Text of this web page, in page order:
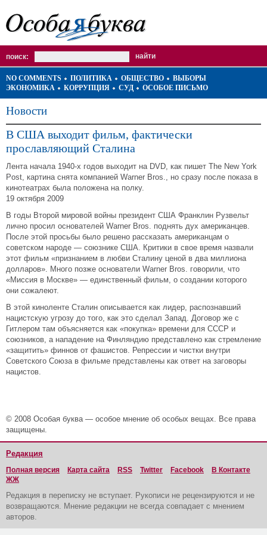
поиск:
NO COMMENTS ПОЛИТИКА ОБЩЕСТВО
ВЫБОРЫ
ЭКОНОМИКА
КОРРУПЦИЯ СУД ОСОБОЕ ПИСЬМО
Новости
В США выходит фильм, фактически
прославляющий Сталина
Лента начала 1940-х годов выходит на DVD, как пишет The New York
Post, картина снята компанией Warner Bros., но сразу после показа в
кинотеатрах была положена на полку.
19 октября 2009
В годы Второй мировой войны президент США Франклин Рузвельт
лично просил основателей Warner Bros. поднять дух американцев.
После этой просьбы было решено рассказать американцам о
советском народе — союзнике США. Критики в свое время назвали
этот фильм «признанием в любви Сталину ценой в два миллиона
долларов». Много позже основатели Warner Bros. говорили, что
«Миссия в Москве» — единственный фильм, о создании которого
они сожалеют.
В этой киноленте Сталин описывается как лидер, распознавший
нацистскую угрозу до того, как это сделал Запад. Договор же с
Гитлером там объясняется как «покупка» времени для СССР и
союзников, а нападение на Финляндию представлено как стремление
«защитить» финнов от фашистов. Репрессии и чистки внутри
Советского Союза в фильме представлены как ответ на заговоры
нацистов.
© 2008 Особая буква — особое мнение об особых вещах. Все права
защищены.
Редакция
Полная версия Карта сайта RSS Twitter Facebook
В Контакте
ЖЖ
Редакция в переписку не вступает. Рукописи не рецензируются и не
возвращаются. Мнение редакции не всегда совпадает с мнением
авторов.